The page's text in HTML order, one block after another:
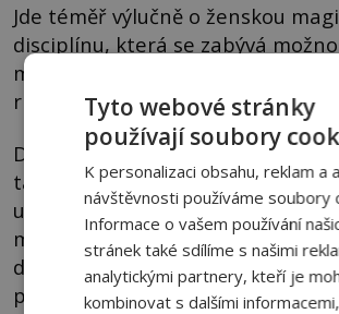
Jde téměř výlučně o ženskou
disciplínu, která se zabývá
měsíční energie k očišťujícím a
rituálům.
Dle české spisovatelkyPetry
taková energie temná a zemitá a
určité transformační schopnosti.
moc věci měnit, dát do pohybu
dlouho vřou pod povrchem, než
projeví.
Tyto webové stránky
používají soubory
K personalizaci obsahu, reklam a
návštěvnosti používáme soubory
Informace o vašem používání
stránek také sdílíme s našimi
analytickými partnery, kteří je
kombinovat s dalšími